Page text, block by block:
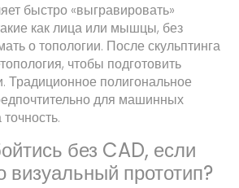
быстро «выгравировать»
как лица или мышцы, без
о топологии. После скульптинга
чтобы подготовить
Традиционное полигональное
для машинных
без CAD, если
визуальный прототип?